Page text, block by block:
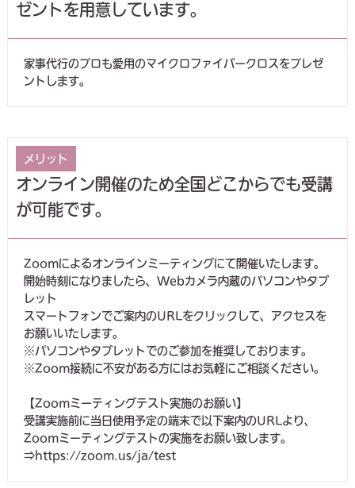
ゼントを用意しています。
家事代行のプロも愛用のマイクロファイバークロスをプレゼ
ントします。
メリット
オンライン開催のため全国どこからでも受講
が可能です。
Zoomによるオンラインミーティングにて開催いたします。
開始時刻になりましたら、Webカメラ内蔵のパソコンやタブ
レット
スマートフォンでご案内のURLをクリックして、アクセスを
お願いいたします。
※パソコンやタブレットでのご参加を推奨しております。
※Zoom接続に不安がある方にはお気軽にご相談ください。
【Zoomミーティングテスト実施のお願い】
受講実施前に当日使用予定の端末で以下案内のURLより、
Zoomミーティングテストの実施をお願い致します。
⇒https://zoom.us/ja/test